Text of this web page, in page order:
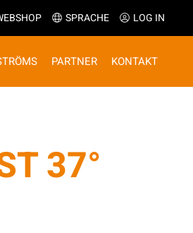
SPRACHE LOG IN
PARTNER KONTAKT
37°